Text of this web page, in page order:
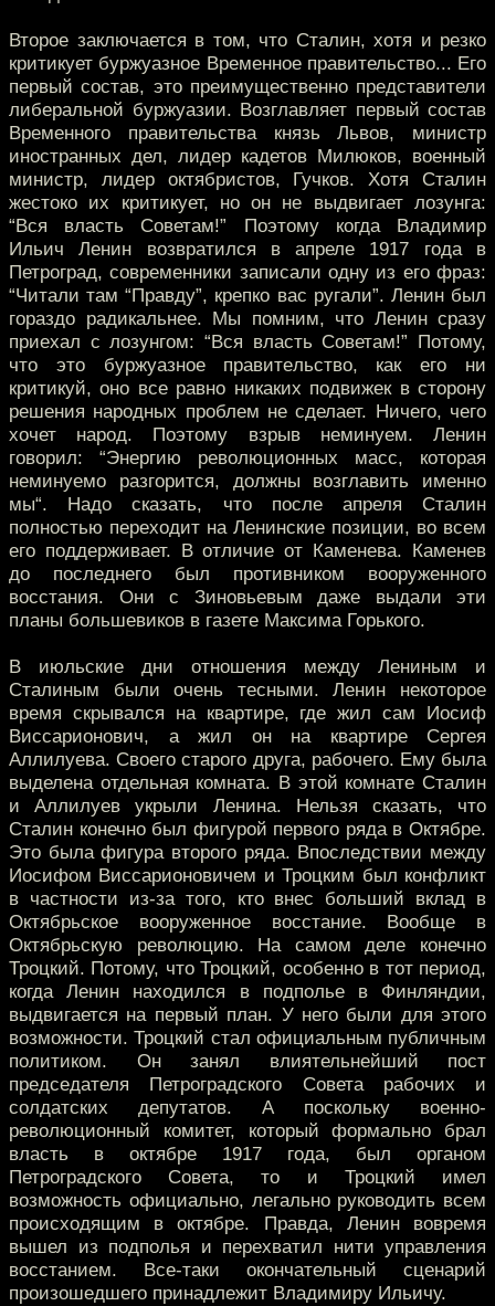
Второе заключается в том, что Сталин, хотя и резко
критикует буржуазное Временное правительство... Его
первый состав, это преимущественно представители
либеральной буржуазии. Возглавляет первый состав
Временного правительства князь Львов, министр
иностранных дел, лидер кадетов Милюков, военный
министр, лидер октябристов, Гучков. Хотя Сталин
жестоко их критикует, но он не выдвигает лозунга:
“Вся власть Советам!” Поэтому когда Владимир
Ильич Ленин возвратился в апреле 1917 года в
Петроград, современники записали одну из его фраз:
“Читали там “Правду”, крепко вас ругали”. Ленин был
гораздо радикальнее. Мы помним, что Ленин сразу
приехал с лозунгом: “Вся власть Советам!” Потому,
что это буржуазное правительство, как его ни
критикуй, оно все равно никаких подвижек в сторону
решения народных проблем не сделает. Ничего, чего
хочет народ. Поэтому взрыв неминуем. Ленин
говорил: “Энергию революционных масс, которая
неминуемо разгорится, должны возглавить именно
мы“. Надо сказать, что после апреля Сталин
полностью переходит на Ленинские позиции, во всем
его поддерживает. В отличие от Каменева. Каменев
до последнего был противником вооруженного
восстания. Они с Зиновьевым даже выдали эти
планы большевиков в газете Максима Горького.
В июльские дни отношения между Лениным и
Сталиным были очень тесными. Ленин некоторое
время скрывался на квартире, где жил сам Иосиф
Виссарионович, а жил он на квартире Сергея
Аллилуева. Своего старого друга, рабочего. Ему была
выделена отдельная комната. В этой комнате Сталин
и Аллилуев укрыли Ленина. Нельзя сказать, что
Сталин конечно был фигурой первого ряда в Октябре.
Это была фигура второго ряда. Впоследствии между
Иосифом Виссарионовичем и Троцким был конфликт
в частности из-за того, кто внес больший вклад в
Октябрьское вооруженное восстание. Вообще в
Октябрьскую революцию. На самом деле конечно
Троцкий. Потому, что Троцкий, особенно в тот период,
когда Ленин находился в подполье в Финляндии,
выдвигается на первый план. У него были для этого
возможности. Троцкий стал официальным публичным
политиком. Он занял влиятельнейший пост
председателя Петроградского Совета рабочих и
солдатских депутатов. А поскольку военно-
революционный комитет, который формально брал
власть в октябре 1917 года, был органом
Петроградского Совета, то и Троцкий имел
возможность официально, легально руководить всем
происходящим в октябре. Правда, Ленин вовремя
вышел из подполья и перехватил нити управления
восстанием. Все-таки окончательный сценарий
произошедшего принадлежит Владимиру Ильичу.